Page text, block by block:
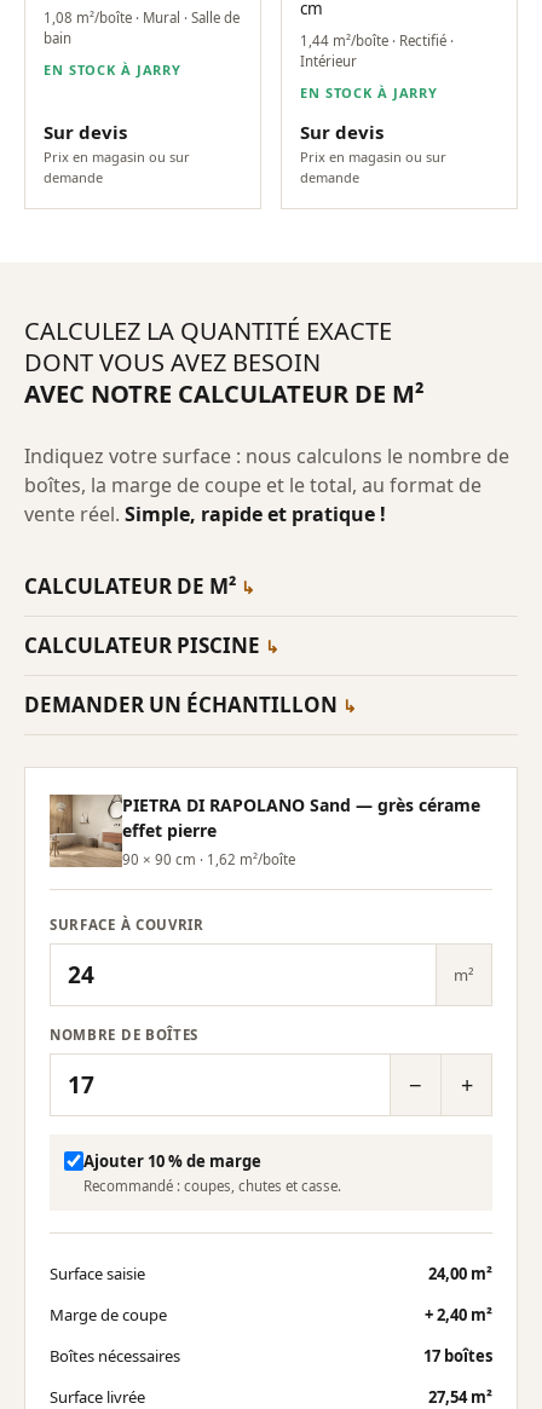
1,08 m²/boîte · Mural · Salle de
bain
EN STOCK À JARRY
Sur devis
Prix en magasin ou sur
demande
cm
1,44 m²/boîte · Rectifié ·
Intérieur
EN STOCK À JARRY
Sur devis
Prix en magasin ou sur
demande
CALCULEZ LA QUANTITÉ EXACTE
DONT VOUS AVEZ BESOIN
AVEC NOTRE CALCULATEUR DE M²
Indiquez votre surface : nous calculons le nombre de
boîtes, la marge de coupe et le total, au format de
vente réel. Simple, rapide et pratique !
CALCULATEUR DE M²
CALCULATEUR PISCINE
DEMANDER UN ÉCHANTILLON
PIETRA DI RAPOLANO Sand — grès cérame
effet pierre
90 × 90 cm · 1,62 m²/boîte
SURFACE À COUVRIR
m²
NOMBRE DE BOÎTES
− +
Ajouter 10 % de marge
Recommandé : coupes, chutes et casse.
Surface saisie
24,00 m²
Marge de coupe
+ 2,40 m²
Boîtes nécessaires
17 boîtes
Surface livrée
27,54 m²